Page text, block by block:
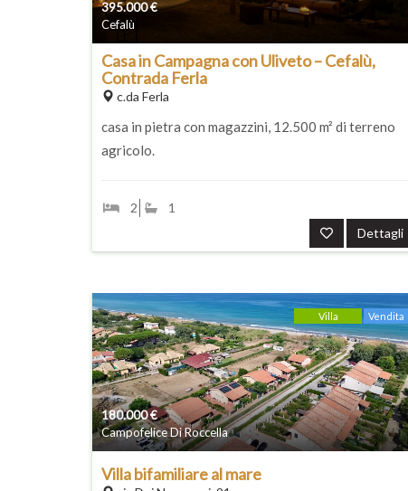
395.000€
Cefalù
Casa in Campagna con Uliveto – Cefalù,
Contrada Ferla
c.da Ferla
casa in pietra con magazzini, 12.500 m² di terreno
agricolo.
2
1
Dettagli
180.000€
Campofelice Di Roccella
Vendita
Villa
Villa bifamiliare al mare